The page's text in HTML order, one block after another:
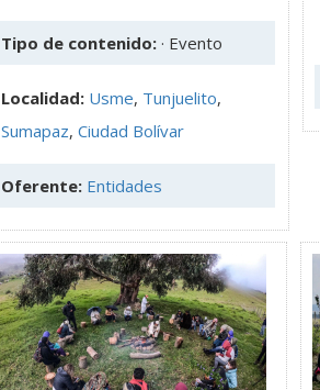
Tipo de contenido: · Evento
Localidad: Usme, Tunjuelito,
Sumapaz, Ciudad Bolívar
Oferente: Entidades